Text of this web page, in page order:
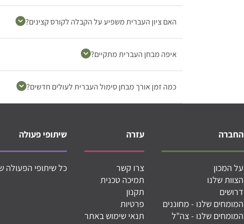
האם ציון העברית משפיע על הקבלה לקורס קצינים?
איפה מבחן העברית מתקיים?
כמה זמן אורך מבחן סימול העברית לעולים חדשים?
החברה
על המכון
הצוות שלנו
דרושים
המומחים שלנו - מחוננים
המומחים שלנו - צה"ל
עזרה
צרו קשר
תמיכה טכנית
תקנון
פרטיות
תנאי שימוש באתר
שיתופי פעולה
כל שיתופי הפעולה